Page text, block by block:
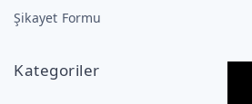
Şikayet Formu
Kategoriler